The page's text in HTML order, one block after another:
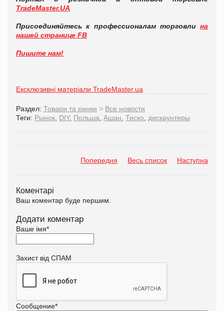
TradeMaster.UA
Присоединяйтесь к профессионалам торговли на
нашей странице FB
Пишите нам!
Ексклюзивні матеріали TradeMaster.ua
Раздел: Товари та ринки > Все новости
Теги: Рынок DIY, Польша Ашан Теско дискаунтеры
Попередня Весь список Наступна
Коментарі
Ваш коментар буде першим.
Додати коментар
Ваше імя*
Захист від СПАМ
Сообщение*